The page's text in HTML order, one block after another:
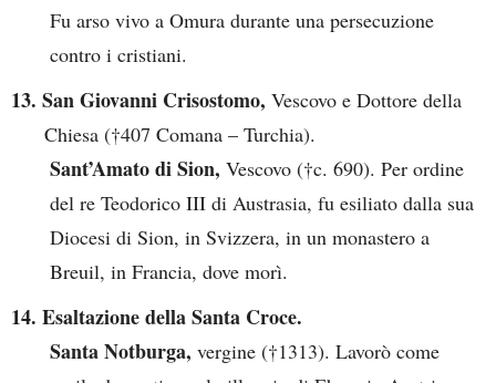
Fu arso vivo a Omura durante una persecuzione
contro i cristiani.
13. San Giovanni Crisostomo, Vescovo e Dottore della
Chiesa (†407 Comana – Turchia).
Sant’Amato di Sion, Vescovo (†c. 690). Per ordine
del re Teodorico III di Austrasia, fu esiliato dalla sua
Diocesi di Sion, in Svizzera, in un monastero a
Breuil, in Francia, dove morì.
14. Esaltazione della Santa Croce.
Santa Notburga, vergine (†1313). Lavorò come